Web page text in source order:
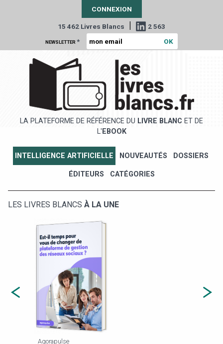
CONNEXION
15 462 Livres Blancs | 2 563
NEWSLETTER *
LA PLATEFORME DE RÉFÉRENCE DU LIVRE BLANC ET DE
L' EBOOK
INTELLIGENCE ARTIFICIELLE NOUVEAUTÉS DOSSIERS
ÉDITEURS CATÉGORIES
LES LIVRES BLANCS À LA UNE
Agorapulse